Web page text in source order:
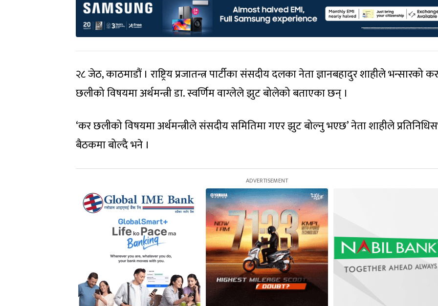
२८ जेठ, काठमाडौं । राष्ट्रिय प्रजातन्त्र पार्टीका संसदीय दलका नेता ज्ञानबहादुर शाहीले भन्सारको कर
छलीको विषयमा अर्थमन्त्री डा. स्वर्णिम वाग्लेले झुट बोलेको बताएका छन् ।
‘कर छलीको विषयमा अर्थमन्त्रीले संसदीय समितिमा गएर झुट बोल्नु भएछ’ नेता शाहीले
बैठकमा बोल्दै भने ।